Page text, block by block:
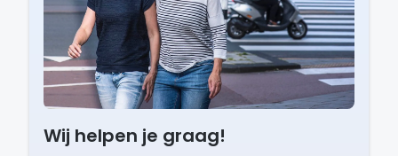
Wij helpen je graag!